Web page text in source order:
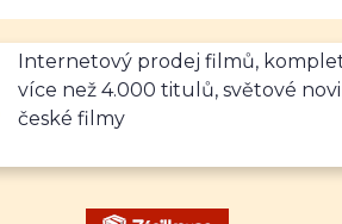
Internetový prodej filmů,
více než 4.000 titulů, světové
české filmy